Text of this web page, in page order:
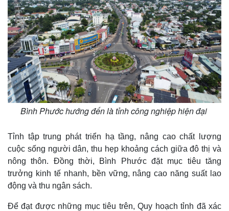
Bình Phước hướng đến là tỉnh công nghiệp hiện đại
Tỉnh tập trung phát triển hạ tầng, nâng cao chất lượng
cuộc sống người dân, thu hẹp khoảng cách giữa đô thị và
nông thôn. Đồng thời, Bình Phước đặt mục tiêu tăng
trưởng kinh tế nhanh, bền vững, nâng cao năng suất lao
động và thu ngân sách.
Để đạt được những mục tiêu trên, Quy hoạch tỉnh đã xác